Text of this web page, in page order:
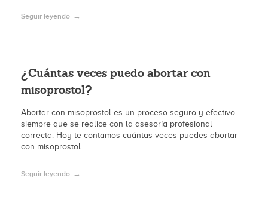
Seguir leyendo
¿Cuántas veces puedo abortar con
misoprostol?
Abortar con misoprostol es un proceso seguro y efectivo
siempre que se realice con la asesoría profesional
correcta. Hoy te contamos cuántas veces puedes abortar
con misoprostol.
Seguir leyendo